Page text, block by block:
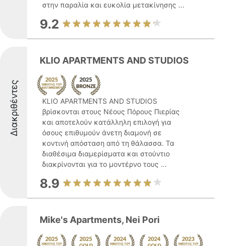
στην παραλία και ευκολία μετακίνησης ...
9.2
Διακριθέντες
KLIO APARTMENTS AND STUDIOS
KLIO APARTMENTS AND STUDIOS
βρίσκονται στους Νέους Πόρους Πιερίας
και αποτελούν κατάλληλη επιλογή για
όσους επιθυμούν άνετη διαμονή σε
κοντινή απόσταση από τη θάλασσα. Τα
διαθέσιμα διαμερίσματα και στούντιο
διακρίνονται για το μοντέρνο τους ...
8.9
Mike's Apartments, Nei Pori